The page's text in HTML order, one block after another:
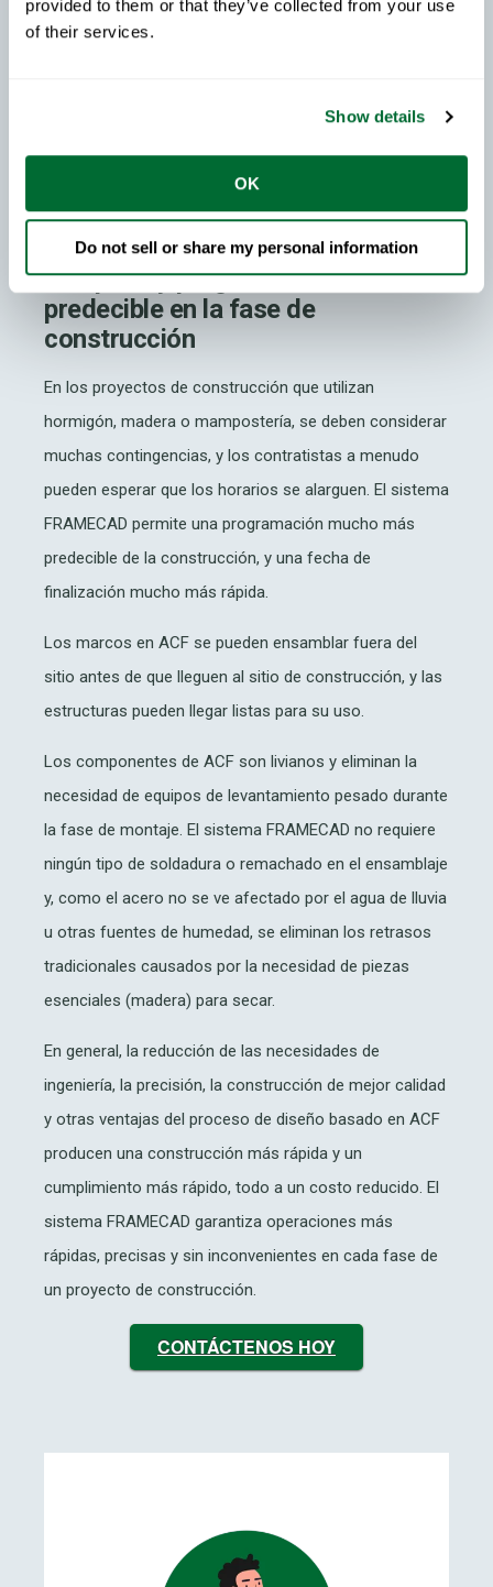
provided to them or that they’ve collected from your use
of their services.
Show details
OK
Do not sell or share my personal information
errores en la fabricación. Los trabajadores pueden
La Tercera Fase: preparación
completa y programación
predecible en la fase de
construcción
En los proyectos de construcción que utilizan
hormigón, madera o mampostería, se deben considerar
muchas contingencias, y los contratistas a menudo
pueden esperar que los horarios se alarguen. El sistema
FRAMECAD permite una programación mucho más
predecible de la construcción, y una fecha de
finalización mucho más rápida.
Los marcos en ACF se pueden ensamblar fuera del
sitio antes de que lleguen al sitio de construcción, y las
estructuras pueden llegar listas para su uso.
Los componentes de ACF son livianos y eliminan la
necesidad de equipos de levantamiento pesado durante
la fase de montaje. El sistema FRAMECAD no requiere
ningún tipo de soldadura o remachado en el ensamblaje
y, como el acero no se ve afectado por el agua de lluvia
u otras fuentes de humedad, se eliminan los retrasos
tradicionales causados por la necesidad de piezas
esenciales (madera) para secar.
En general, la reducción de las necesidades de
ingeniería, la precisión, la construcción de mejor calidad
y otras ventajas del proceso de diseño basado en ACF
producen una construcción más rápida y un
cumplimiento más rápido, todo a un costo reducido. El
sistema FRAMECAD garantiza operaciones más
rápidas, precisas y sin inconvenientes en cada fase de
un proyecto de construcción.
CONTÁCTENOS HOY